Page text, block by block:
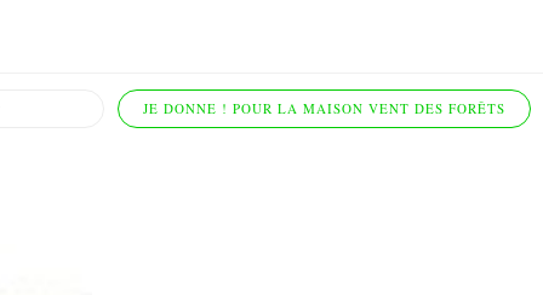
JE DONNE ! POUR LA MAISON VENT DES FORÊTS